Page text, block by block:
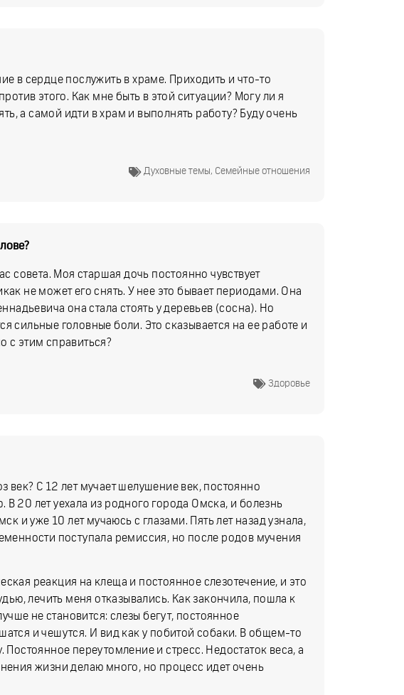
в сердце послужить в храме. Приходить и что-то
этого. Как мне быть в этой ситуации? Могу ли я
а самой идти в храм и выполнять работу? Буду очень
Духовные темы, Семейные отношения
совета. Моя старшая дочь постоянно чувствует
не может его снять. У нее это бывает периодами. Она
она стала стоять у деревьев (сосна). Но
сильные головные боли. Это сказывается на ее работе и
с этим справиться?
Здоровье
С 12 лет мучает шелушение век, постоянно
20 лет уехала из родного города Омска, и болезнь
и уже 10 лет мучаюсь с глазами. Пять лет назад узнала,
поступала ремиссия, но после родов мучения
реакция на клеща и постоянное слезотечение, и это
лечить меня отказывались. Как закончила, пошла к
не становится: слезы бегут, постоянное
и чешутся. И вид как у побитой собаки. В общем-то
Постоянное переутомление и стресс. Недостаток веса, а
жизни делаю много, но процесс идет очень